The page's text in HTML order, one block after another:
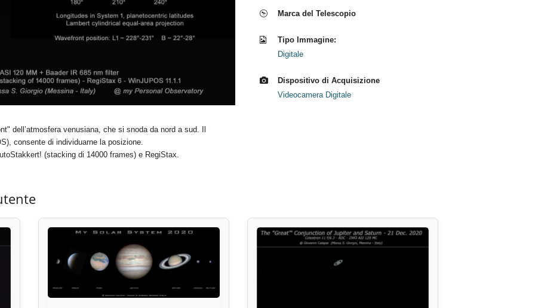
dell’atmosfera venusiana, che si snoda da nord a sud. Il
consente di individuarne la posizione.
(stacking di 14000 frames) e RegiStax.
Marca del Telescopio
Tipo Immagine:
Digitale
Dispositivo di Acquisizione
Videocamera Digitale